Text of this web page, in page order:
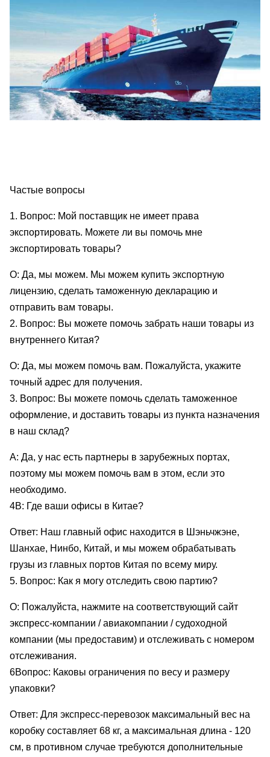
Частые вопросы
1. Вопрос: Мой поставщик не имеет права
экспортировать. Можете ли вы помочь мне
экспортировать товары?
О: Да, мы можем. Мы можем купить экспортную
лицензию, сделать таможенную декларацию и
отправить вам товары.
2. Вопрос: Вы можете помочь забрать наши товары из
внутреннего Китая?
О: Да, мы можем помочь вам. Пожалуйста, укажите
точный адрес для получения.
3. Вопрос: Вы можете помочь сделать таможенное
оформление, и доставить товары из пункта назначения
в наш склад?
А: Да, у нас есть партнеры в зарубежных портах,
поэтому мы можем помочь вам в этом, если это
необходимо.
4В: Где ваши офисы в Китае?
Ответ: Наш главный офис находится в Шэньчжэне,
Шанхае, Нинбо, Китай, и мы можем обрабатывать
грузы из главных портов Китая по всему миру.
5. Вопрос: Как я могу отследить свою партию?
О: Пожалуйста, нажмите на соответствующий сайт
экспресс-компании / авиакомпании / судоходной
компании (мы предоставим) и отслеживать с номером
отслеживания.
6Вопрос: Каковы ограничения по весу и размеру
упаковки?
Ответ: Для экспресс-перевозок максимальный вес на
коробку составляет 68 кг, а максимальная длина - 120
см, в противном случае требуются дополнительные